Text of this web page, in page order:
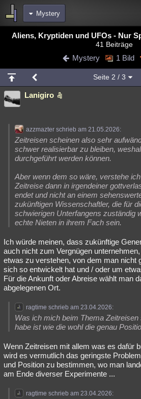
Mystery
Bereiche
Blogs
Chat Wiki Neuigkeiten
meine Rubriken
Menschen Wissenschaft
Natur Umfragen Unterhaltung
weitere Rubriken
Astronomie Helpdesk Gruppen
Musik Clash Verbesserungen
Übersichten
Besucht Teilgenommen Alle
Lesenswert Schlüsselwörter
Aliens, Kryptiden und UFOs - Nur
41 Beiträge
Mystery 1 Bild
Seite 2 / 3
Lanigiro
azzmazter schrieb am 21.05.2026:
Zeitreisen scheinen also sehr
schwer realisierbar zu bleiben,
durchgeführt werden können.
Aber wenn dem so wäre, verstehe
Zeitreise dann in irgendeiner
endet und nicht an einem
zukünftigen Wissenschaftler, die für
schwierigen Unterfangens zuständig
echte Nieten in ihrem Fach sein.
Ich würde meinen, dass zukünftige
auch nicht zum Vergnügen
etwas zu verstehen, von dem man nicht
sich so entwickelt hat und / oder um
Für die Ankunft oder Abreise wählt man
abgelegenen Ort.
ragtime schrieb am 23.04.2026:
Was ich mich beim Thema
habe ist wie die wohl die genau
Wenn Zeitreisen mit allem was es dafür
wird es vermutlich das geringste
und Position zu bestimmen, wo man
am Ende diverser Experimente ...
ragtime schrieb am 23.04.2026: